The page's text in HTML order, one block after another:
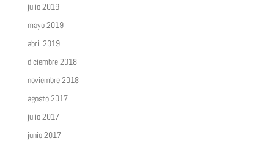
julio 2019
mayo 2019
abril 2019
diciembre 2018
noviembre 2018
agosto 2017
julio 2017
junio 2017